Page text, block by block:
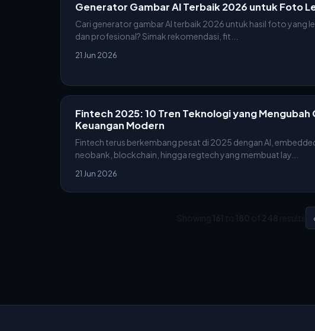
Generator Gambar AI Terbaik 2026 untuk Foto
Cari generator gambar AI terbaik 2026 untuk hasil foto yang
dan profesional? Simak rekomendasi, fit...
21 Jun 2026
Fintech 2025: 10 Tren Teknologi yang Mengubah
Keuangan Modern
Fintech terus berkembang pesat di 2025 dengan AI,
neobank, blockchain, hingga regtech yang membuat lay...
21 Jun 2026
‹